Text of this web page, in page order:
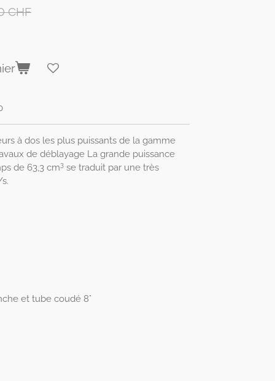
CHF
à dos les plus puissants de la gamme
de déblayage La grande puissance
de 63,3 cm3 se traduit par une très
et tube coudé 8°